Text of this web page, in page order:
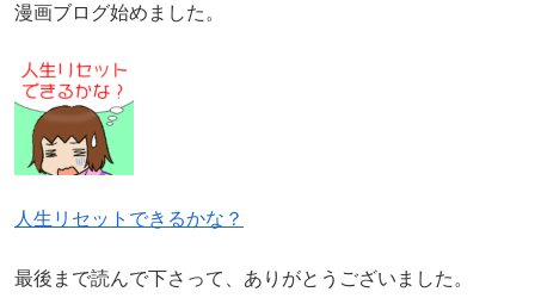
漫画ブログ始めました。
人生リセットできるかな？
最後まで読んで下さって、ありがとうございました。